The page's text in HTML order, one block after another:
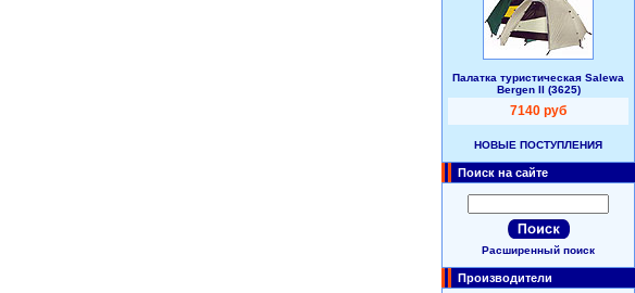
Палатка туристическая Salewa
Bergen II (3625)
7140 руб
НОВЫЕ ПОСТУПЛЕНИЯ
Поиск на сайте
Расширенный поиск
Производители